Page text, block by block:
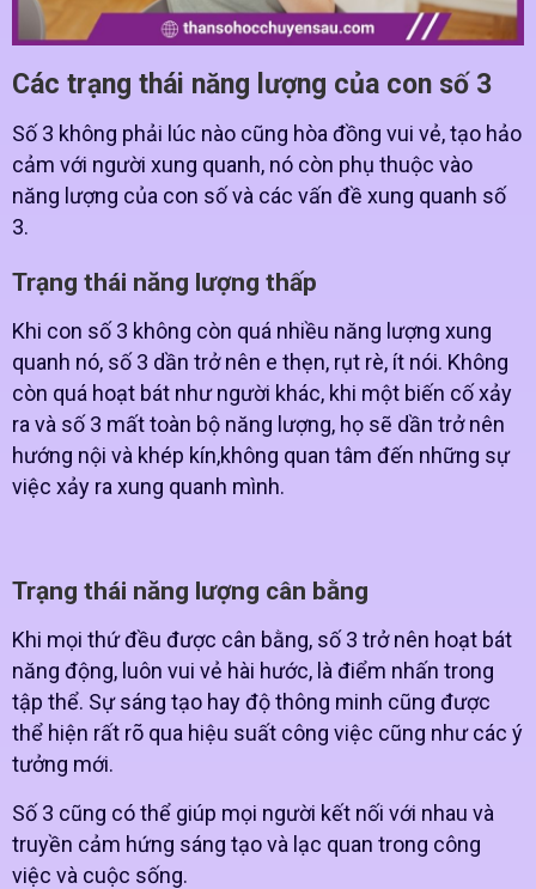
Các trạng thái năng lượng của con số 3
Số 3 không phải lúc nào cũng hòa đồng vui vẻ, tạo hảo
cảm với người xung quanh, nó còn phụ thuộc vào
năng lượng của con số và các vấn đề xung quanh số
3.
Trạng thái năng lượng thấp
Khi con số 3 không còn quá nhiều năng lượng xung
quanh nó, số 3 dần trở nên e thẹn, rụt rè, ít nói. Không
còn quá hoạt bát như người khác, khi một biến cố xảy
ra và số 3 mất toàn bộ năng lượng, họ sẽ dần trở nên
hướng nội và khép kín,không quan tâm đến những sự
việc xảy ra xung quanh mình.
Trạng thái năng lượng cân bằng
Khi mọi thứ đều được cân bằng, số 3 trở nên hoạt bát
năng động, luôn vui vẻ hài hước, là điểm nhấn trong
tập thể. Sự sáng tạo hay độ thông minh cũng được
thể hiện rất rõ qua hiệu suất công việc cũng như các ý
tưởng mới.
Số 3 cũng có thể giúp mọi người kết nối với nhau và
truyền cảm hứng sáng tạo và lạc quan trong công
việc và cuộc sống.